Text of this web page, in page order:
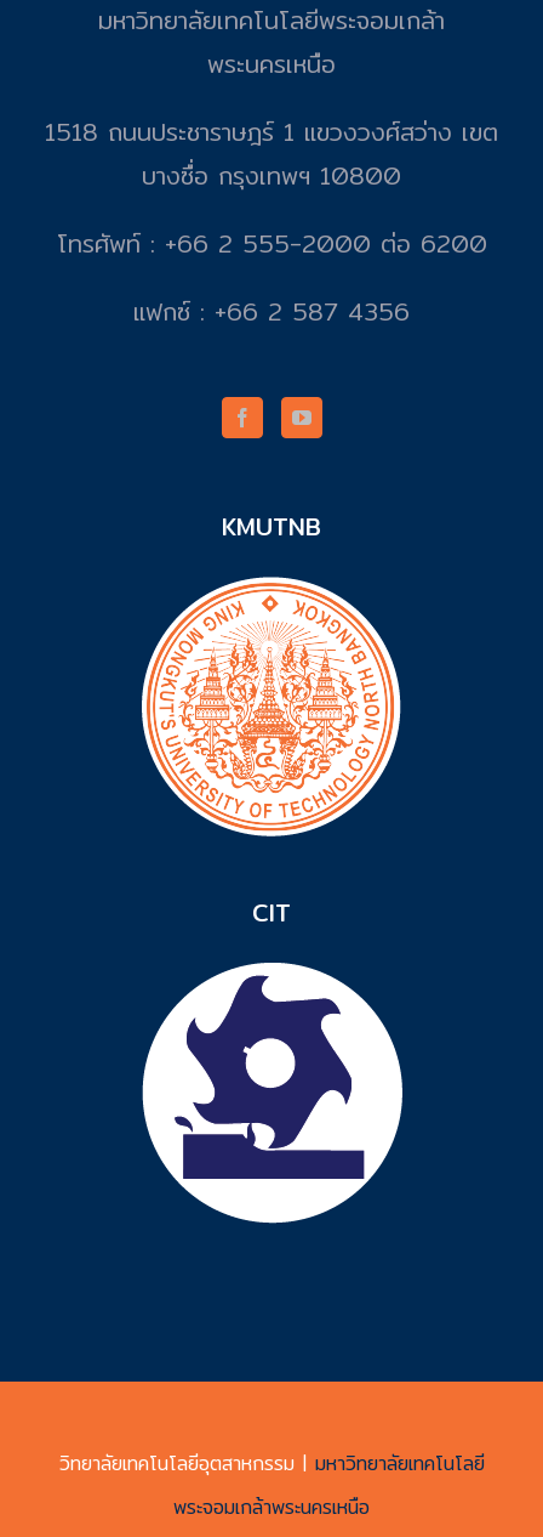
มหาวิทยาลัยเทคโนโลยีพระจอมเกล้า
พระนครเหนือ
1518 ถนนประชาราษฎร์ 1 แขวงวงศ์สว่าง เขต
บางซื่อ กรุงเทพฯ 10800
โทรศัพท์ : +66 2 555-2000 ต่อ 6200
แฟกซ์ : +66 2 587 4356
KMUTNB
CIT
วิทยาลัยเทคโนโลยีอุตสาหกรรม | มหาวิทยาลัยเทคโนโลยี
พระจอมเกล้าพระนครเหนือ